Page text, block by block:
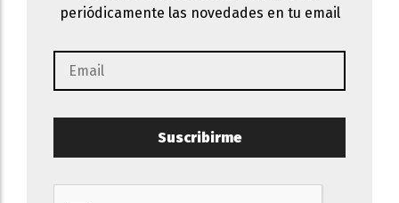
periódicamente las novedades en tu email
Suscribirme